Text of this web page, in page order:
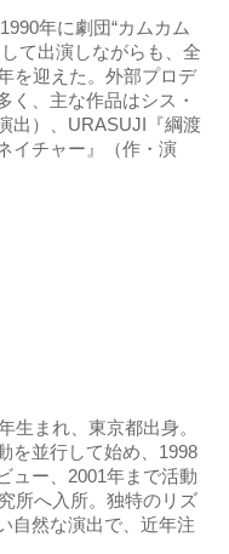
年に劇団“カムカム
て出演しながらも、全
を迎えた。外部プロデ
く、主な作品はシス・
出）、URASUJI『綱渡
イチャー』（作・演
生まれ、東京都出身。
を並行して始め、1998
ュー、2001年まで活動
所へ入所。独特のリズ
自然な演出で、近年注